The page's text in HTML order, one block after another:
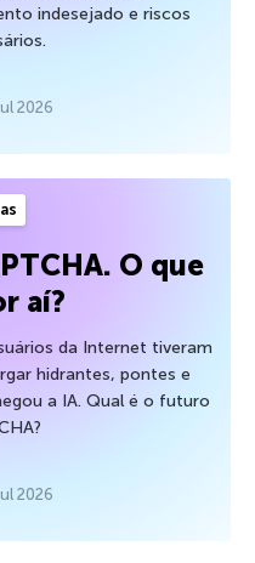
indesejado e riscos
2026
O que
aí?
da Internet tiveram
hidrantes, pontes e
a IA. Qual é o futuro
2026